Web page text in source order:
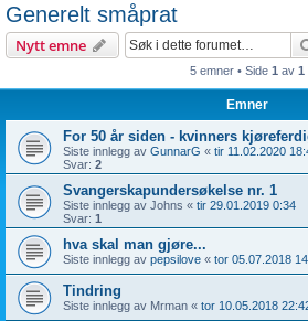
Generelt småprat
Nytt emne
5 emner • Side 1 av 1
Emner
For 50 år siden - kvinners
Siste innlegg av GunnarG « tir 11.02.2020
Svar: 2
Svangerskapundersøkelse nr. 1
Siste innlegg av Johns « tir 29.01.2019 0:34
Svar: 1
hva skal man gjøre...
Siste innlegg av pepsilove « tor 05.07.2018
Tindring
Siste innlegg av Mrman « tor 10.05.2018